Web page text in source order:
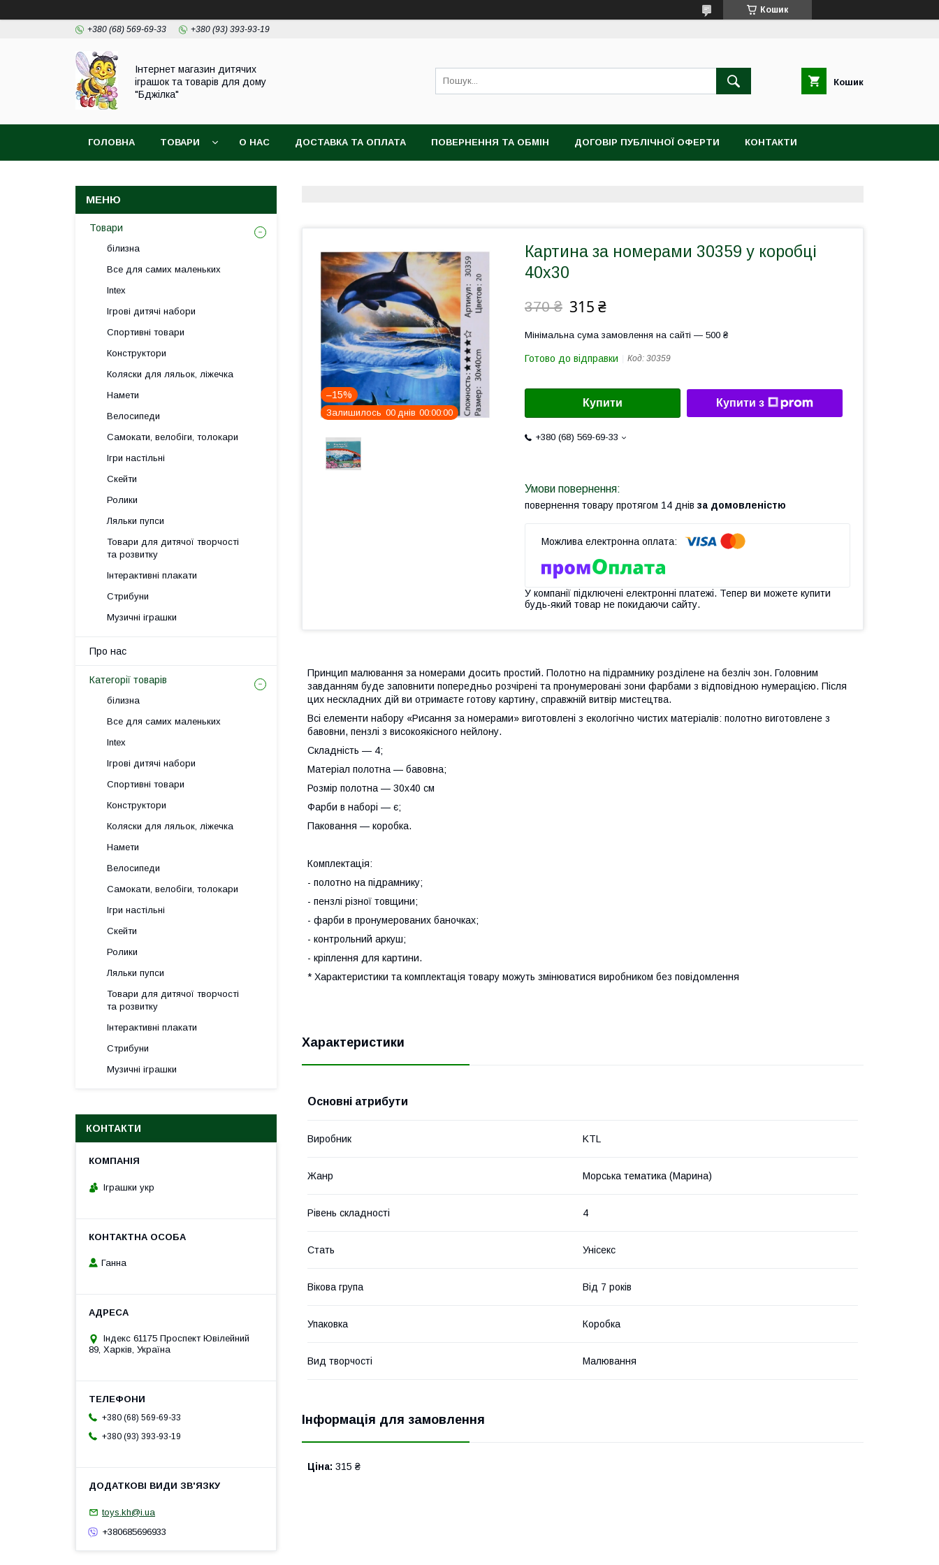
Кошик
+380 (68) 569-69-33 +380 (93) 393-93-19
Інтернет магазин дитячих
іграшок та товарів для дому
"Бджілка"
Кошик
ГОЛОВНА ТОВАРИ О НАС ДОСТАВКА ТА ОПЛАТА ПОВЕРНЕННЯ ТА ОБМІН ДОГОВІР ПУБЛІЧНОЇ ОФЕРТИ КОНТАКТИ
–15%
Залишилось 00 днів 00 00 00
Картина за номерами 30359 у коробці
40х30
370 ₴ 315 ₴
Мінімальна сума замовлення на сайті — 500 ₴
Готово до відправки Код: 30359
Купити Купити з
+380 (68) 569-69-33
повернення товару протягом 14 днів за домовленістю
У компанії підключені електронні платежі. Тепер ви можете купити
будь-який товар не покидаючи сайту.
Принцип малювання за номерами досить простий. Полотно на підрамнику розділене на безліч зон. Головним
завданням буде заповнити попередньо розчірені та пронумеровані зони фарбами з відповідною нумерацією. Після
цих нескладних дій ви отримаєте готову картину, справжній витвір мистецтва.
Всі елементи набору «Рисання за номерами» виготовлені з екологічно чистих матеріалів: полотно виготовлене з
бавовни, пензлі з високоякісного нейлону.
Складність — 4;
Матеріал полотна — бавовна;
Розмір полотна — 30х40 см
Фарби в наборі — є;
Паковання — коробка.
Комплектація:
- полотно на підрамнику;
- пензлі різної товщини;
- фарби в пронумерованих баночках;
- контрольний аркуш;
- кріплення для картини.
* Характеристики та комплектація товару можуть змінюватися виробником без повідомлення
Характеристики
Основні атрибути
Виробник KTL
Жанр Морська тематика (Марина)
Рівень складності 4
Стать Унісекс
Вікова група Від 7 років
Упаковка Коробка
Вид творчості Малювання
Інформація для замовлення
Ціна: 315 ₴
Товари
білизна
Все для самих маленьких
Intex
Ігрові дитячі набори
Спортивні товари
Конструктори
Коляски для ляльок, ліжечка
Намети
Велосипеди
Самокати, велобіги, толокари
Ігри настільні
Скейти
Ролики
Ляльки пупси
Товари для дитячої творчості
та розвитку
Інтерактивні плакати
Стрибуни
Музичні іграшки
Про нас
Категорії товарів
білизна
Все для самих маленьких
Intex
Ігрові дитячі набори
Спортивні товари
Конструктори
Коляски для ляльок, ліжечка
Намети
Велосипеди
Самокати, велобіги, толокари
Ігри настільні
Скейти
Ролики
Ляльки пупси
Товари для дитячої творчості
та розвитку
Інтерактивні плакати
Стрибуни
Музичні іграшки
КОНТАКТИ
Іграшки укр
Ганна
Індекс 61175 Проспект Ювілейний
89, Харків, Україна
+380 (68) 569-69-33
+380 (93) 393-93-19
toys.kh@i.ua
+380685696933